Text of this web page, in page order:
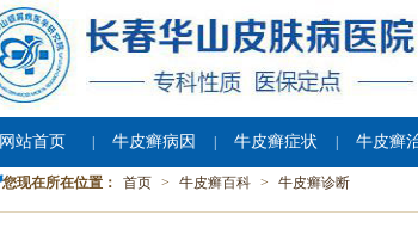
网站首页 牛皮癣病因 牛皮癣症状 牛皮癣
您现在所在位置： 首页 > 牛皮癣百科 > 牛皮癣诊断